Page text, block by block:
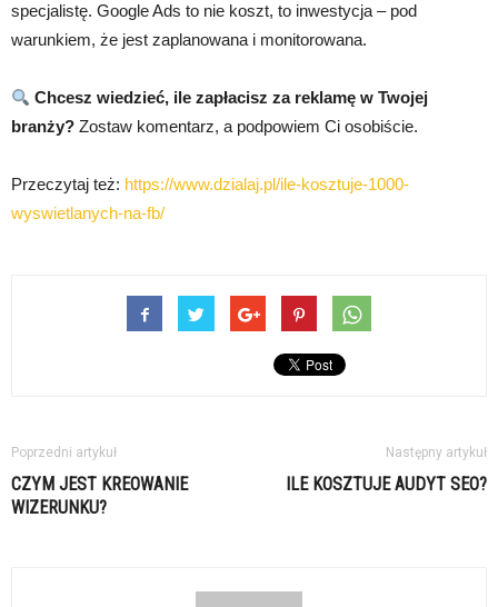
specjalistę. Google Ads to nie koszt, to inwestycja – pod
warunkiem, że jest zaplanowana i monitorowana.
Chcesz wiedzieć, ile zapłacisz za reklamę w Twojej
branży? Zostaw komentarz, a podpowiem Ci osobiście.
Przeczytaj też: https://www.dzialaj.pl/ile-kosztuje-1000-
wyswietlanych-na-fb/
Poprzedni artykuł
CZYM JEST KREOWANIE
WIZERUNKU?
Następny artykuł
ILE KOSZTUJE AUDYT SEO?